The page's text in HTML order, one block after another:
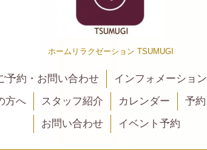
ホームリラクゼーション TSUMUGI
予約・お問い合わせ インフォメーション
方へ スタッフ紹介 カレンダー 予約
お問い合わせ
イベント予約